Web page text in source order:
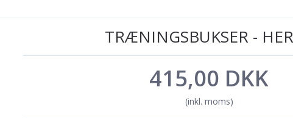
TRÆNINGSBUKSER -
415,00 DKK
(inkl. moms)